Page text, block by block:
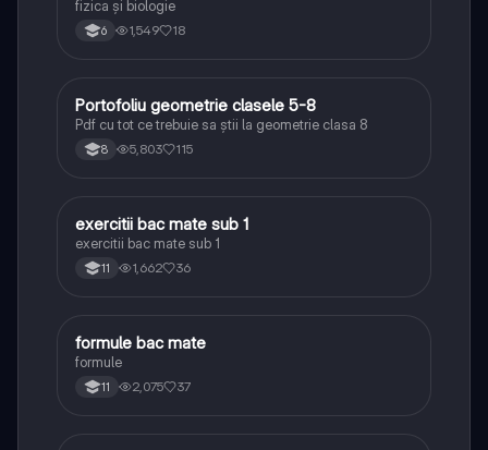
fizica și biologie
6 1,549 18
Matematică
Portofoliu geometrie clasele 5-8
Pdf cu tot ce trebuie sa știi la geometrie clasa 8
8 5,803 115
Matematică
exercitii bac mate sub 1
exercitii bac mate sub 1
11 1,662 36
Matematică
formule bac mate
formule
11 2,075 37